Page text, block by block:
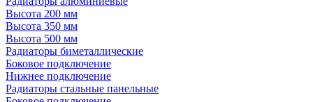
Высота 200 мм
Высота 350 мм
Высота 500 мм
Радиаторы биметаллические
Боковое подключение
Нижнее подключение
Радиаторы стальные панельные